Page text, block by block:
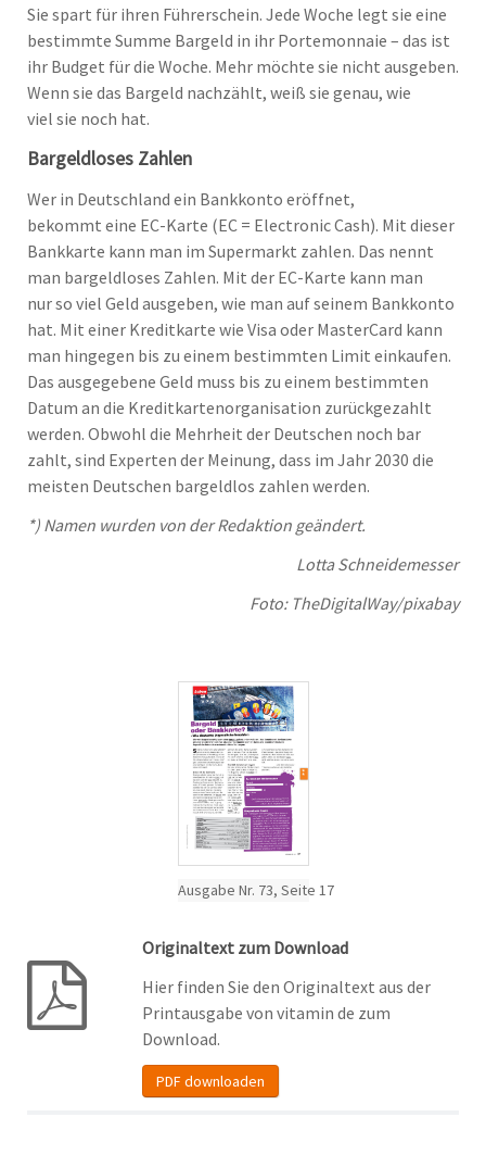
Sie spart für ihren Führerschein. Jede Woche legt sie eine
bestimmte Summe Bargeld in ihr Portemonnaie – das ist
ihr Budget für die Woche. Mehr möchte sie nicht ausgeben.
Wenn sie das Bargeld nachzählt, weiß sie genau, wie
viel sie noch hat.
Bargeldloses Zahlen
Wer in Deutschland ein Bankkonto eröffnet,
bekommt eine EC-Karte (EC = Electronic Cash). Mit dieser
Bankkarte kann man im Supermarkt zahlen. Das nennt
man bargeldloses Zahlen. Mit der EC-Karte kann man
nur so viel Geld ausgeben, wie man auf seinem Bankkonto
hat. Mit einer Kreditkarte wie Visa oder MasterCard kann
man hingegen bis zu einem bestimmten Limit einkaufen.
Das ausgegebene Geld muss bis zu einem bestimmten
Datum an die Kreditkartenorganisation zurückgezahlt
werden. Obwohl die Mehrheit der Deutschen noch bar
zahlt, sind Experten der Meinung, dass im Jahr 2030 die
meisten Deutschen bargeldlos zahlen werden.
*) Namen wurden von der Redaktion geändert.
Lotta Schneidemesser
Foto: TheDigitalWay/pixabay
Ausgabe Nr. 73, Seite 17
Originaltext zum Download
Hier finden Sie den Originaltext aus der
Printausgabe von vitamin de zum
Download.
PDF downloaden